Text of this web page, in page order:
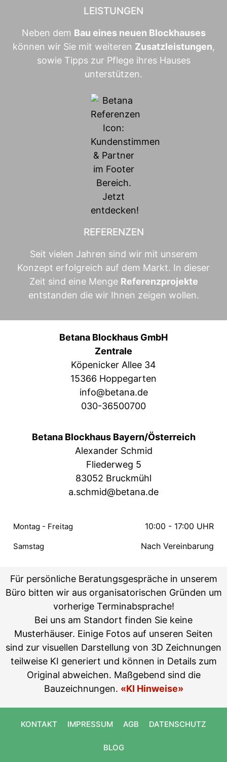
LEISTUNGEN
Neben dem Bau eines neuen Blockhauses
können wir Sie mit weiteren Zusatzleistungen,
sowie Tipps zur Pflege ihres Hauses
unterstützen.
REFERENZEN
Seit vielen Jahren sind wir mit unserem
Konzept erfolgreich auf dem Markt. In dieser
Zeit sind eine Menge Referenzprojekte
entstanden die wir Ihnen zeigen wollen.
Betana Blockhaus GmbH
Zentrale
Köpenicker Allee 34
15366 Hoppegarten
info@betana.de
030-36500700
Betana Blockhaus Bayern/Österreich
Alexander Schmid
Fliederweg 5
83052 Bruckmühl
a.schmid@betana.de
Montag - Freitag 10:00 - 17:00 UHR
Samstag Nach Vereinbarung
Für persönliche Beratungsgespräche in unserem
Büro bitten wir aus organisatorischen Gründen um
vorherige Terminabsprache!
Bei uns am Standort finden Sie keine
Musterhäuser. Einige Fotos auf unseren Seiten
sind zur visuellen Darstellung von 3D Zeichnungen
teilweise KI generiert und können in Details zum
Original abweichen. Maßgebend sind die
Bauzeichnungen. «KI Hinweise»
KONTAKT IMPRESSUM AGB DATENSCHUTZ
BLOG